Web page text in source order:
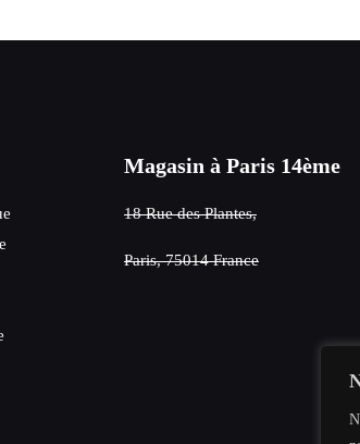
Magasin à Paris 14ème
18 Rue des Plantes,
Paris, 75014 France